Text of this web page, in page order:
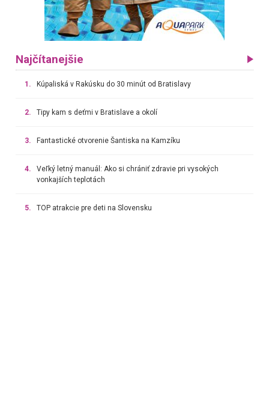
Najčítanejšie
1. Kúpaliská v Rakúsku do 30 minút od Bratislavy
2. Tipy kam s deťmi v Bratislave a okolí
3. Fantastické otvorenie Šantiska na Kamzíku
4.
Veľký letný manuál: Ako si chrániť zdravie pri vysokých
vonkajších teplotách
5. TOP atrakcie pre deti na Slovensku